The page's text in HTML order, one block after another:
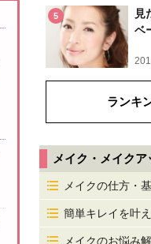
5
見
ベ
ランキ
メイク・メイクア
メイクの仕方・
簡単キレイを叶
メイクのお悩み